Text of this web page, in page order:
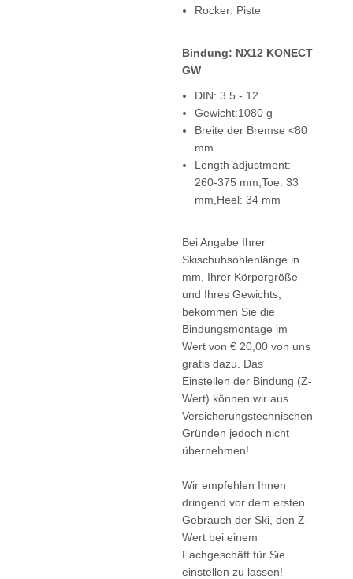
Rocker: Piste
Bindung: NX12 KONECT
GW
DIN: 3.5 - 12
Gewicht:1080 g
Breite der Bremse <80
mm
Length adjustment:
260-375 mm,Toe: 33
mm,Heel: 34 mm
Bei Angabe Ihrer
Skischuhsohlenlänge in
mm, Ihrer Körpergröße
und Ihres Gewichts,
bekommen Sie die
Bindungsmontage im
Wert von € 20,00 von uns
gratis dazu. Das
Einstellen der Bindung (Z-
Wert) können wir aus
Versicherungstechnischen
Gründen jedoch nicht
übernehmen!
Wir empfehlen Ihnen
dringend vor dem ersten
Gebrauch der Ski, den Z-
Wert bei einem
Fachgeschäft für Sie
einstellen zu lassen!